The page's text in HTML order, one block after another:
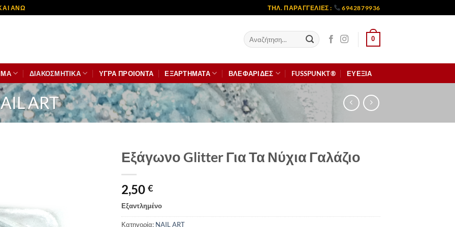
ΑΝΩ ΤΗΛ. ΠΑΡΑΓΓΕΛΙΕΣ : 6942879936
Αναζήτηση
για:
0
ΔΙΑΚΟΣΜΗΤΙΚΆ ΥΓΡΑ ΠΡΟΙΟΝΤΑ ΕΞΑΡΤΗΜΑΤΑ ΒΛΕΦΑΡΙΔΕΣ FUSSPUNKT® ΕΥΕΞΙΑ
ART
Εξάγωνο Glitter Για Τα Νύχια Γαλάζιο
2,50 €
Εξαντλημένο
Κατηγορία: NAIL ART